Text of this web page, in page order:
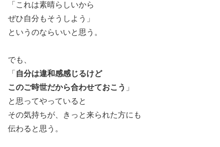
「これは素晴らしいから
ぜひ自分もそうしよう」
というのならいいと思う。
でも、
「 自分は違和感感じるけど
このご時世だから合わせておこう 」
と思ってやっていると
その気持ちが、きっと来られた方にも
伝わると思う。